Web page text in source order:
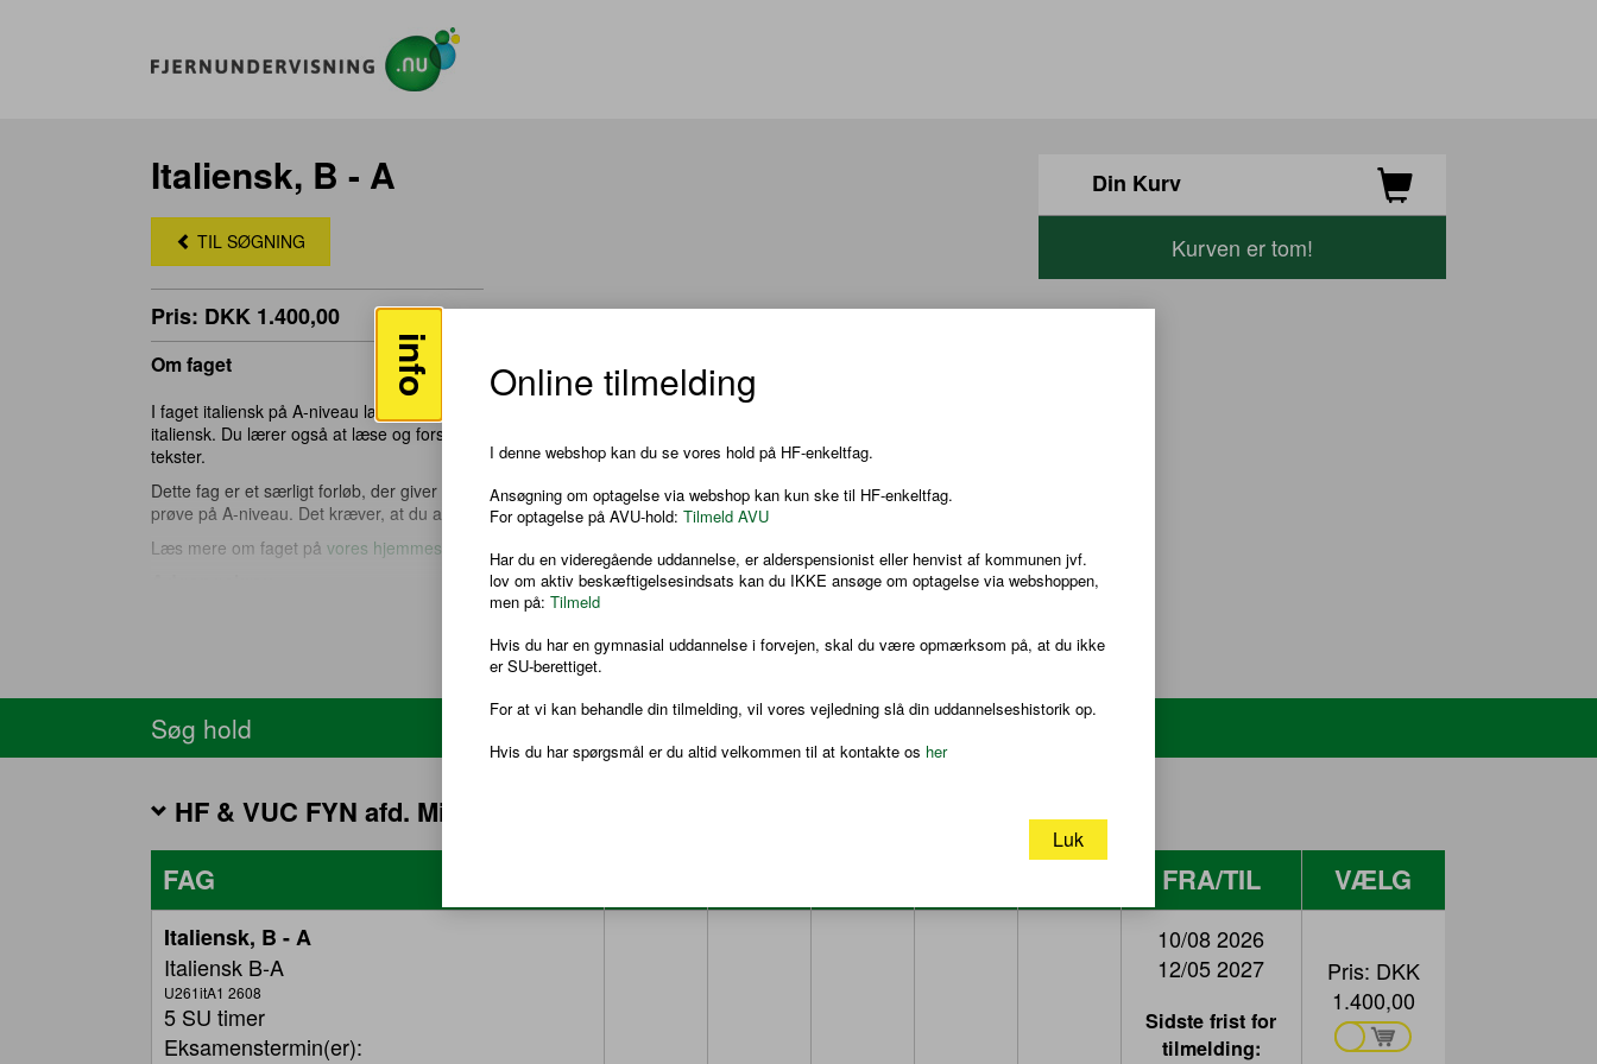
Italiensk, B - A
TIL SØGNING
Pris: DKK 1.400,00
Om faget
I faget italiensk på A-niveau lærer du at deltage i samtale og diskussion på et klart og nogenlunde flydende
italiensk. Du lærer også at læse og forstå italiensk skønlitteratur og sagprosa og at analysere og fortolke disse
tekster.
Dette fag er et særligt forløb, der giver et fagligt løft fra et B-niveau til et A-niveau, så du i faget kan aflægge
prøve på A-niveau. Det kræver, at du allerede har B-niveauet.
Læs mere om faget på vores hjemmeside
Du kan tidligst blive optaget på hf-enkeltfag et år efter, at du har afsluttet folkeskolens 9. eller 10. klasse eller har
Du kan altså ikke blive optaget, hvis du kommer direkte fra 10. klasse, hvad enten 10. klasse er taget på en
folkeskole eller anden institution.
For at blive optaget på udvalgte fag, skal du normalt have fulgt undervisning i faget på det nærmeste
underliggende niveau - eller have tilsvarende faglige kvalifikationer.
LÆS MERE
Din Kurv
Kurven er tom!
Søg hold
HF & VUC FYN afd. Midt
viser
hold
for
en
specifik
skole.
FAG FRA/TIL VÆLG
Italiensk, B - A
Italiensk B-A
U261itA1 2608
5 SU timer
Eksamenstermin(er):
10/08 2026
12/05 2027
Sidste frist for
tilmelding:
Pris: DKK
1.400,00
info Online tilmelding
I denne webshop kan du se vores hold på HF-enkeltfag.
Ansøgning om optagelse via webshop kan kun ske til HF-enkeltfag.
For optagelse på AVU-hold: Tilmeld AVU
Har du en videregående uddannelse, er alderspensionist eller henvist af kommunen jvf.
lov om aktiv beskæftigelsesindsats kan du IKKE ansøge om optagelse via webshoppen,
men på: Tilmeld
Hvis du har en gymnasial uddannelse i forvejen, skal du være opmærksom på, at du ikke
er SU-berettiget.
For at vi kan behandle din tilmelding, vil vores vejledning slå din uddannelseshistorik op.
Hvis du har spørgsmål er du altid velkommen til at kontakte os her
Luk